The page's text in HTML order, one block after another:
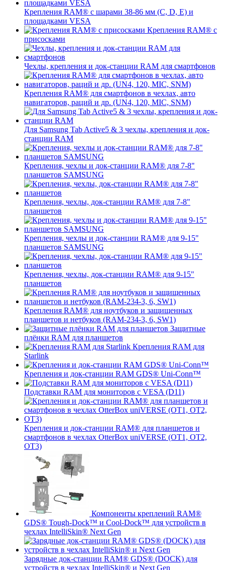
Крепления RAM® с шарами 38-86 мм (C, D, E) и
площадками VESA
Крепления RAM® с
присосками
Чехлы, крепления и док-станции RAM для смартфонов
Крепления RAM® для смартфонов в чехлах, авто
навигаторов, раций и др. (UN4, 120, MIC, SNM)
Для Samsung Tab Active5 & 3 чехлы, крепления и док-
станции RAM
Крепления, чехлы и док-станции RAM® для 7-8"
планшетов SAMSUNG
Крепления, чехлы, док-станции RAM® для 7-8"
планшетов
Крепления, чехлы и док-станции RAM® для 9-15"
планшетов SAMSUNG
Крепления, чехлы, док-станции RAM® для 9-15"
планшетов
Крепления RAM® для ноутбуков и защищенных
планшетов и нетбуков (RAM-234-3, 6, SW1)
Защитные
плёнки RAM для планшетов
Крепления RAM для
Starlink
Крепления и док-станции RAM GDS® Uni-Conn™
Подставки RAM для мониторов с VESA (D11)
Крепления и док-станции RAM® для планшетов и
смартфонов в чехлах OtterBox uniVERSE (OT1, OT2,
OT3)
Компоненты креплений RAM®
GDS® Tough-Dock™ и Cool-Dock™ для устройств в
чехлах IntelliSkin® Next Gen
Зарядные док-станции RAM® GDS® (DOCK) для
устройств в чехлах IntelliSkin® и Next Gen